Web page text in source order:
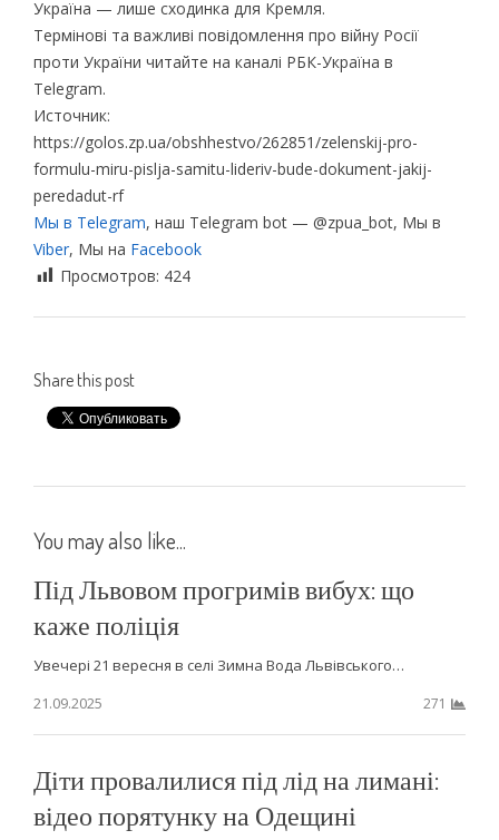
Україна — лише сходинка для Кремля.
Термінові та важливі повідомлення про війну Росії
проти України читайте на каналі РБК-Україна в
Telegram.
Источник:
https://golos.zp.ua/obshhestvo/262851/zelenskij-pro-
formulu-miru-pislja-samitu-lideriv-bude-dokument-jakij-
peredadut-rf
Мы в Telegram, наш Telegram bot — @zpua_bot, Мы в
Viber, Мы на Facebook
Просмотров: 424
Share this post
You may also like...
Під Львовом прогримів вибух: що
каже поліція
Увечері 21 вересня в селі Зимна Вода Львівського…
21.09.2025
271
Діти провалилися під лід на лимані:
відео порятунку на Одещині